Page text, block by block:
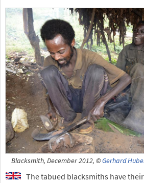
Blacksmith, December 2012, ©Gerhard
The tabued blacksmiths have